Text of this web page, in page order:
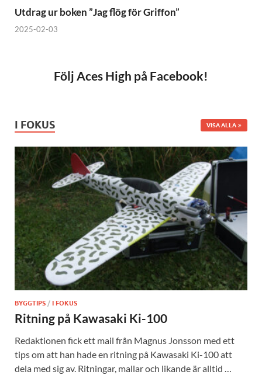
Utdrag ur boken ”Jag flög för Griffon”
2025-02-03
Följ Aces High på Facebook!
I FOKUS VISA ALLA
BYGGTIPS / I FOKUS
Ritning på Kawasaki Ki-100
Redaktionen fick ett mail från Magnus Jonsson med ett
tips om att han hade en ritning på Kawasaki Ki-100 att
dela med sig av. Ritningar, mallar och likande är alltid …